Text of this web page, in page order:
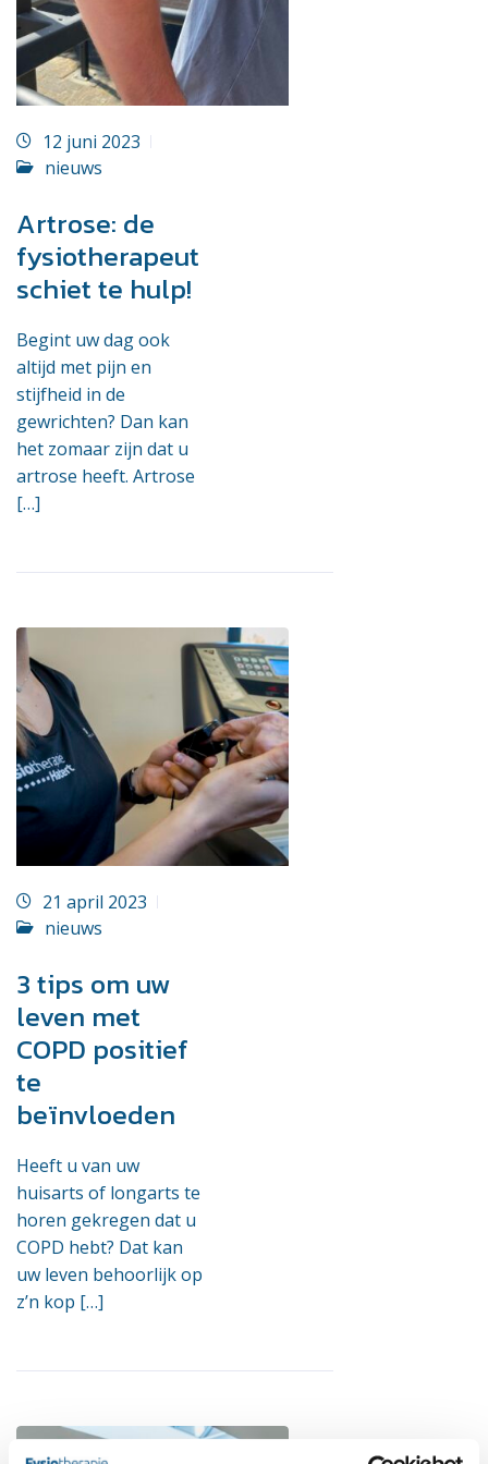
12 juni 2023
nieuws
Artrose: de
fysiotherapeut
schiet te hulp!
Begint uw dag ook
altijd met pijn en
stijfheid in de
gewrichten? Dan kan
het zomaar zijn dat u
artrose heeft. Artrose
[…]
21 april 2023
nieuws
3 tips om uw
leven met
COPD positief
te
beïnvloeden
Heeft u van uw
huisarts of longarts te
horen gekregen dat u
COPD hebt? Dat kan
uw leven behoorlijk op
z’n kop […]